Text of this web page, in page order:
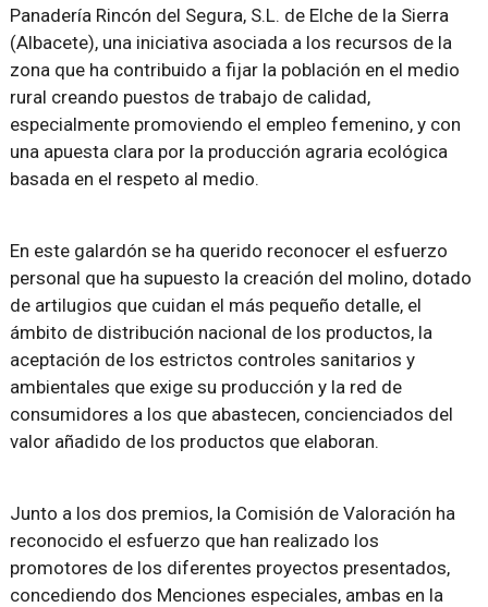
Panadería Rincón del Segura, S.L. de Elche de la Sierra
(Albacete), una iniciativa asociada a los recursos de la
zona que ha contribuido a fijar la población en el medio
rural creando puestos de trabajo de calidad,
especialmente promoviendo el empleo femenino, y con
una apuesta clara por la producción agraria ecológica
basada en el respeto al medio.
En este galardón se ha querido reconocer el esfuerzo
personal que ha supuesto la creación del molino, dotado
de artilugios que cuidan el más pequeño detalle, el
ámbito de distribución nacional de los productos, la
aceptación de los estrictos controles sanitarios y
ambientales que exige su producción y la red de
consumidores a los que abastecen, concienciados del
valor añadido de los productos que elaboran.
Junto a los dos premios, la Comisión de Valoración ha
reconocido el esfuerzo que han realizado los
promotores de los diferentes proyectos presentados,
concediendo dos Menciones especiales, ambas en la